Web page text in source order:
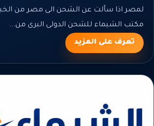
لمصر اذا سألت عن الشحن الى مصر من
مكتب الشيماء للشحن الدولى البرى من...
تعرف على المزيد